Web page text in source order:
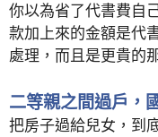
你以為省了代書費自
款加上來的金額是代
處理，而且是更貴的
二等親之間過戶，
把房子過給兒女，到